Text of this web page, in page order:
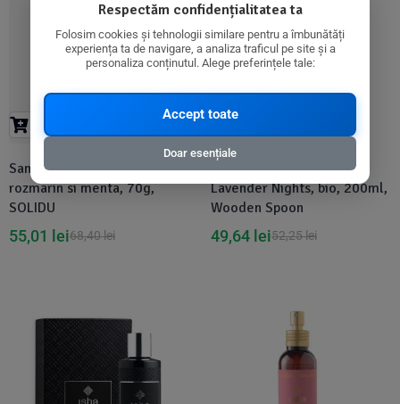
Sampon pentru par gras cu
rozmarin si menta, 70g,
SOLIDU
68,40lei
55,01 lei
Gel de dus cu lavanda,
Lavender Nights, bio, 200ml,
Wooden Spoon
52,25lei
49,64 lei
Respectăm confidențialitatea ta
Folosim cookies și tehnologii similare pentru a îmbunătăți
experiența ta de navigare, a analiza traficul pe site și a
personaliza conținutul. Alege preferințele tale:
Accept toate
Doar esențiale